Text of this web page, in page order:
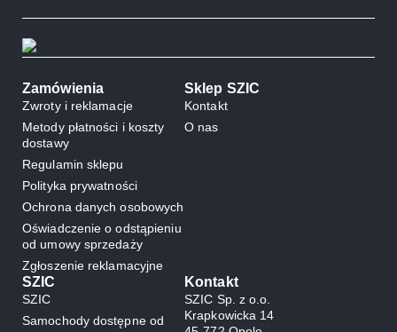
Zamówienia
Zwroty i reklamacje
Metody płatności i koszty
dostawy
Regulamin sklepu
Polityka prywatności
Ochrona danych osobowych
Oświadczenie o odstąpieniu
od umowy sprzedaży
Zgłoszenie reklamacyjne
Sklep SZIC
Kontakt
O nas
SZIC
SZIC
Samochody dostępne od
Kontakt
SZIC Sp. z o.o.
Krapkowicka 14